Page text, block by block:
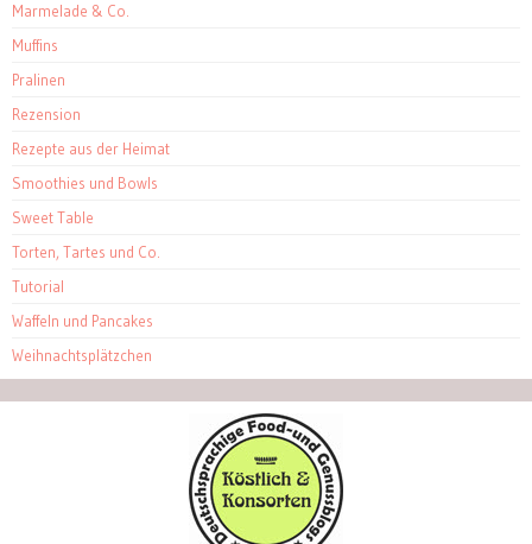
Marmelade & Co.
Muffins
Pralinen
Rezension
Rezepte aus der Heimat
Smoothies und Bowls
Sweet Table
Torten, Tartes und Co.
Tutorial
Waffeln und Pancakes
Weihnachtsplätzchen